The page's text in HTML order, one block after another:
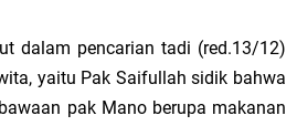
dalam pencarian tadi (red.13/12)
yaitu Pak Saifullah sidik bahwa
pak Mano berupa makanan